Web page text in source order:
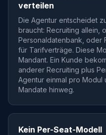
verteilen
Die Agentur entscheidet
braucht: Recruiting allein,
Personaldatenbank, oder
für Tarifverträge. Diese
Mandant. Ein Kunde
anderer Recruiting plus
Agentur einmal pro
Mandate hinweg.
Kein Per-Seat-Modell